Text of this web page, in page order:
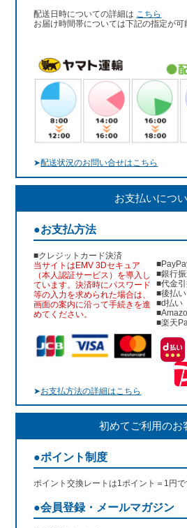
配送日時についての詳細は こちら
お届け時間帯については下記の指定が可
➤配送状況のお問い合せはこちら
お支払いにつ
●お支払方法
■クレジットカード決済
当サイトはEMV 3Dセキュア
（本人認証サービス）を導入し
ています。決済時にパスワード
等の入力を求められた場合は、
画面の案内に沿って手続きを進
めてください。
■銀行
■代金
■後払い
■d払い
■楽天
➤お支払方法の詳細はこちら
初めてご利用のお
●ポイント制度
ポイント交換レートは1ポイント＝1円で
●会員登録・メールマガジン